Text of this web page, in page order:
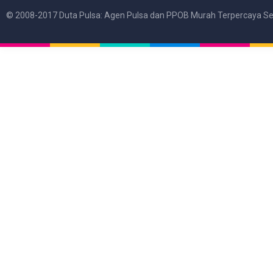
© 2008-2017 Duta Pulsa: Agen Pulsa dan PPOB Murah Terpercaya